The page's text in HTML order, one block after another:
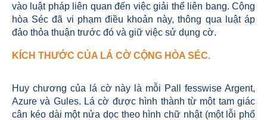
vào luật pháp liên quan đến việc giải thể liên bang. Cộng
hòa Séc đã vi phạm điều khoản này, thông qua luật áp
đảo thỏa thuận trước đó và giữ việc sử dụng cờ.
KÍCH THƯỚC CỦA LÁ CỜ CỘNG HÒA SÉC.
Huy chương của lá cờ này là mỗi Pall fesswise Argent,
Azure và Gules. Lá cờ được hình thành từ một tam giác
cân kéo dài một nửa dọc theo hình chữ nhật (một lỗi phổ